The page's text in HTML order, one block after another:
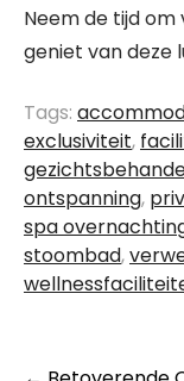
Neem de tijd
geniet van deze
Tags:
exclusiviteit,
ontspanning,
spa
stoombad,